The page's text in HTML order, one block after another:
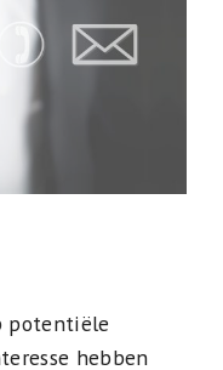
potentiële
hebben